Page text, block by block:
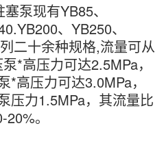
泵现有YB85、
、YB250、
二十余种规格,流量可从
*高压力可达2.5MPa，
*高压力可达3.0MPa，
压力1.5MPa，其流量比
。